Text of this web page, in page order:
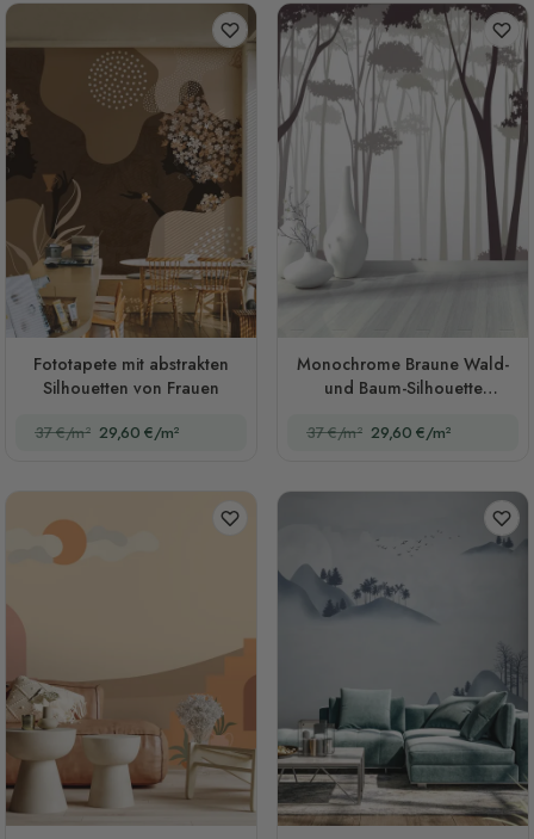
Fototapete mit abstrakten
Silhouetten von Frauen
37 €/m² 29,60 €/m²
Monochrome Braune Wald-
und Baum-Silhouette
37 €/m² 29,60 €/m²